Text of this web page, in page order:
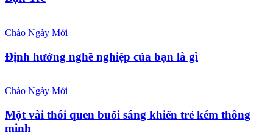
Chào Ngày Mới
Định hướng nghề nghiệp của bạn là gì
Chào Ngày Mới
Một vài thói quen buổi sáng khiến trẻ kém thông
minh